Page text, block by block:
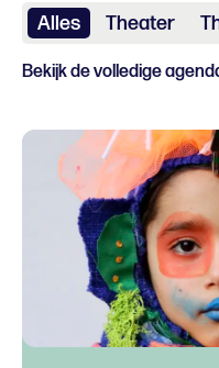
Alles Theater
Bekijk de volledige